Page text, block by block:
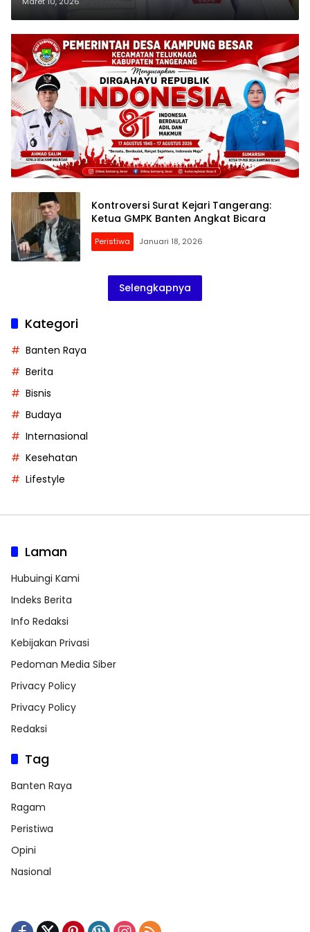
Masyarakat
Kontroversi Surat Kejari Tangerang:
Ketua GMPK Banten Angkat Bicara
Peristiwa Januari 18, 2026
Selengkapnya
Kategori
Banten Raya
Berita
Bisnis
Budaya
Internasional
Kesehatan
Lifestyle
Laman
Hubuingi Kami
Indeks Berita
Info Redaksi
Kebijakan Privasi
Pedoman Media Siber
Privacy Policy
Privacy Policy
Redaksi
Tag
Banten Raya
Ragam
Peristiwa
Opini
Nasional